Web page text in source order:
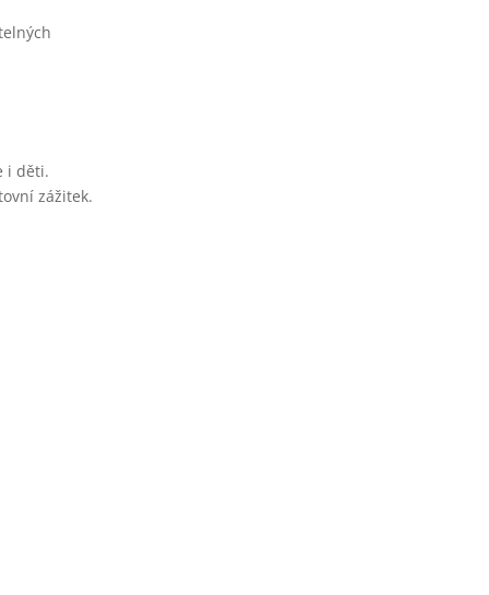
i děti.
zážitek.